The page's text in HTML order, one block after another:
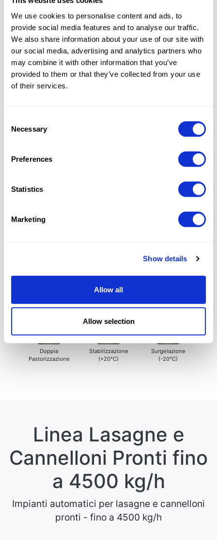
We use cookies to personalise content and ads, to
provide social media features and to analyse our traffic.
We also share information about your use of our site with
our social media, advertising and analytics partners who
may combine it with other information that you’ve
provided to them or that they’ve collected from your use
of their services.
Selection
Necessary
Preferences
Statistics
Marketing
Show details
Allow all
Allow selection
Impianti semiautomatici per lasagne e
cannelloni pronti - 1200/2400 vaschette/ora
Produzione di lasagne e cannelloni pronti,
configurazione da 1200 a 2400 vaschette ora
Cosa puoi produrre
Piatti Pronti Lasagne Pronte Cannelloni Pronti
Doppia
Pastorizzazione
Stabilizzazione
(+20°C)
Surgelazione
(-20°C)
Linea Lasagne e
Cannelloni Pronti fino
a 4500 kg/h
Impianti automatici per lasagne e cannelloni
pronti - fino a 4500 kg/h